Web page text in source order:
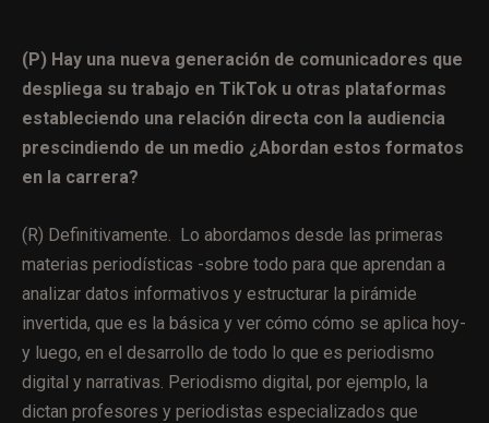
(P) Hay una nueva generación de comunicadores que
despliega su trabajo en TikTok u otras plataformas
estableciendo una relación directa con la audiencia
prescindiendo de un medio ¿Abordan estos formatos
en la carrera?
(R) Definitivamente. Lo abordamos desde las primeras
materias periodísticas -sobre todo para que aprendan a
analizar datos informativos y estructurar la pirámide
invertida, que es la básica y ver cómo cómo se aplica hoy-
y luego, en el desarrollo de todo lo que es periodismo
digital y narrativas. Periodismo digital, por ejemplo, la
dictan profesores y periodistas especializados que